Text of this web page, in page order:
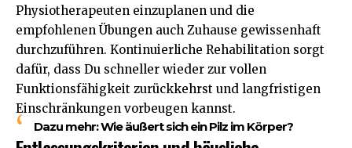
Physiotherapeuten einzuplanen und die
empfohlenen Übungen auch Zuhause gewissenhaft
durchzuführen. Kontinuierliche Rehabilitation sorgt
dafür, dass Du schneller wieder zur vollen
Funktionsfähigkeit zurückkehrst und langfristigen
Einschränkungen vorbeugen kannst.
Dazu mehr:Wie äußert sich ein Pilz im Körper?